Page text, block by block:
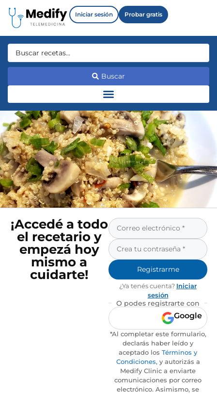
Iniciar sesión Probar gratis
Buscar
¡Accedé a todo
el recetario y
empezá hoy
mismo a
cuidarte!
Registrarme
¿Ya tenés cuenta? Iniciar
sesión
O podes registrarte con
Google
*Al completar este formulario,
declarás haber leído y
aceptado los Términos y
Condiciones, y autorizás a
Medify Clinic a enviarte
comunicaciones por correo
electrónico. Asimismo, se